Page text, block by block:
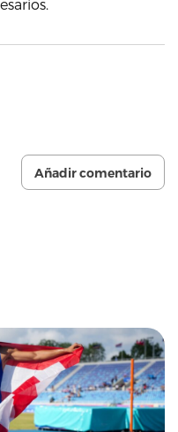
Añadir comentario